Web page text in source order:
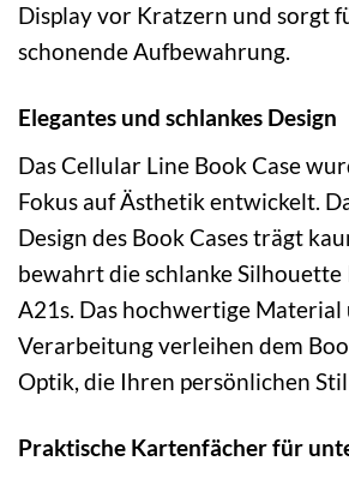
Display vor Kratzern und sorgt
schonende Aufbewahrung.
Elegantes und schlankes Design
Das Cellular Line Book Case
Fokus auf Ästhetik entwickelt.
Design des Book Cases trägt
bewahrt die schlanke Silhouette
A21s. Das hochwertige Material
Verarbeitung verleihen dem
Optik, die Ihren persönlichen
Praktische Kartenfächer für